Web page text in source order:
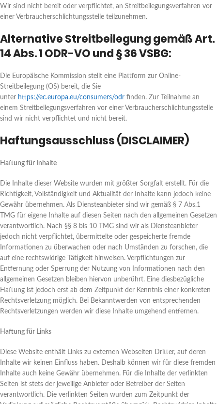
Wir sind nicht bereit oder verpflichtet, an Streitbeilegungsverfahren vor
einer Verbraucherschlichtungsstelle teilzunehmen.
Alternative Streitbeilegung gemäß Art.
14 Abs. 1 ODR-VO und § 36 VSBG:
Die Europäische Kommission stellt eine Plattform zur Online-
Streitbeilegung (OS) bereit, die Sie
unter https://ec.europa.eu/consumers/odr finden. Zur Teilnahme an
einem Streitbeilegungsverfahren vor einer Verbraucherschlichtungsstelle
sind wir nicht verpflichtet und nicht bereit.
Haftungsausschluss (DISCLAIMER)
Haftung für Inhalte
Die Inhalte dieser Website wurden mit größter Sorgfalt erstellt. Für die
Richtigkeit, Vollständigkeit und Aktualität der Inhalte kann jedoch keine
Gewähr übernehmen. Als Diensteanbieter sind wir gemäß § 7 Abs.1
TMG für eigene Inhalte auf diesen Seiten nach den allgemeinen Gesetzen
verantwortlich. Nach §§ 8 bis 10 TMG sind wir als Diensteanbieter
jedoch nicht verpflichtet, übermittelte oder gespeicherte fremde
Informationen zu überwachen oder nach Umständen zu forschen, die
auf eine rechtswidrige Tätigkeit hinweisen. Verpflichtungen zur
Entfernung oder Sperrung der Nutzung von Informationen nach den
allgemeinen Gesetzen bleiben hiervon unberührt. Eine diesbezügliche
Haftung ist jedoch erst ab dem Zeitpunkt der Kenntnis einer konkreten
Rechtsverletzung möglich. Bei Bekanntwerden von entsprechenden
Rechtsverletzungen werden wir diese Inhalte umgehend entfernen.
Haftung für Links
Diese Website enthält Links zu externen Webseiten Dritter, auf deren
Inhalte wir keinen Einfluss haben. Deshalb können wir für diese fremden
Inhalte auch keine Gewähr übernehmen. Für die Inhalte der verlinkten
Seiten ist stets der jeweilige Anbieter oder Betreiber der Seiten
verantwortlich. Die verlinkten Seiten wurden zum Zeitpunkt der